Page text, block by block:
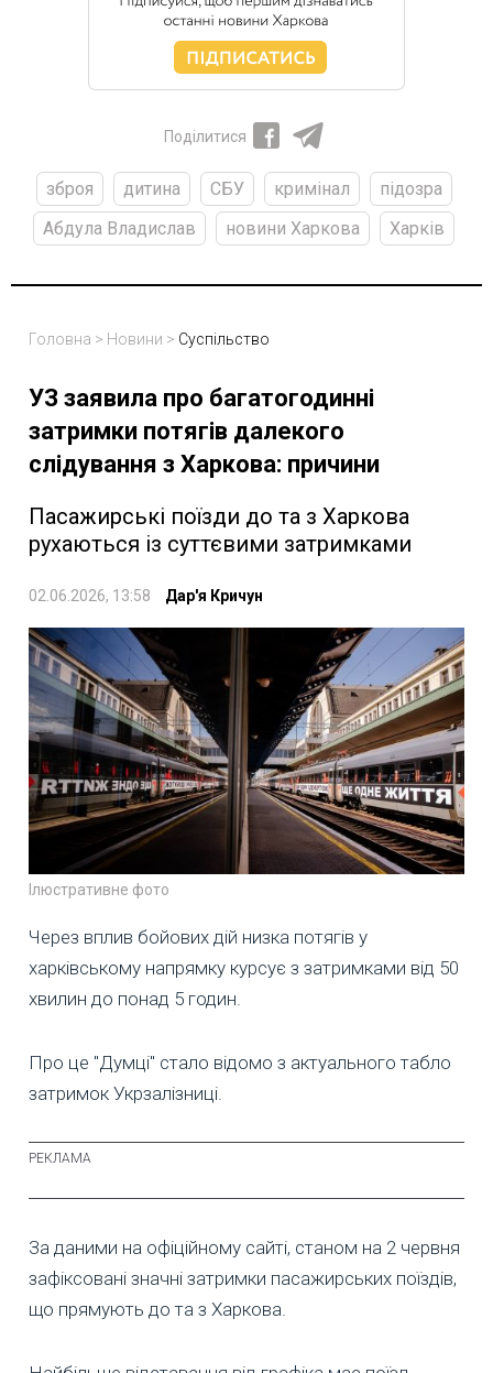
Поділитися
зброя дитина СБУ кримінал
підозра
Абдула Владислав
новини Харкова Харків
Головна > Новини > Суспільство
УЗ заявила про багатогодинні
затримки потягів далекого
слідування з Харкова: причини
Пасажирські поїзди до та з Харкова
рухаються із суттєвими затримками
02.06.2026, 13:58 Дар'я Кричун
Ілюстративне фото
Через вплив бойових дій низка потягів у
харківському напрямку курсує з затримками від 50
хвилин до понад 5 годин.
Про це "Думці" стало відомо з актуального табло
затримок Укрзалізниці.
За даними на офіційному сайті, станом на 2 червня
зафіксовані значні затримки пасажирських поїздів,
що прямують до та з Харкова.